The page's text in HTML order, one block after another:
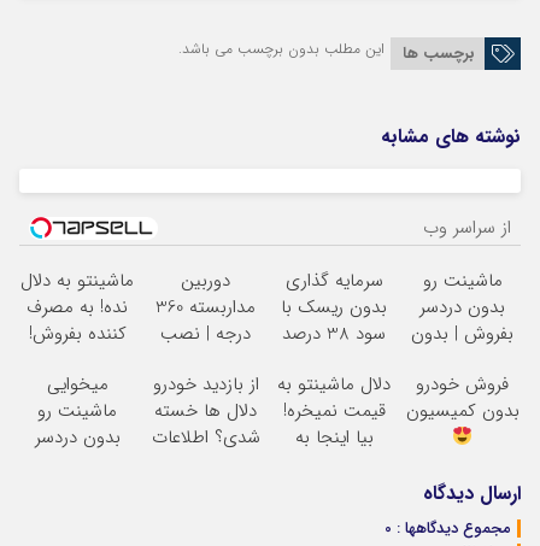
برچسب ها این مطلب بدون برچسب می باشد.
نوشته های مشابه
از سراسر وب
ماشینت رو
بدون دردسر
بفروش | بدون
سرمایه گذاری
بدون ریسک با
سود 38 درصد
دوربین
مداربسته 360
درجه | نصب
ماشینتو به دلال
نده! به مصرف
کننده بفروش!
یک تماس
فروش خودرو
بدون کمیسیون
دلال ماشینتو به
قیمت نمیخره!
بیا اینجا به
از بازدید خودرو
دلال ها خسته
شدی؟ اطلاعات
میخوایی
ماشینت رو
بدون دردسر
ارسال دیدگاه
مجموع دیدگاهها : 0